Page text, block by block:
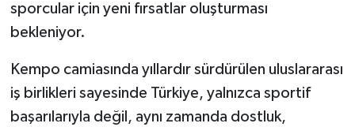
sporcular için yeni fırsatlar oluşturması
bekleniyor.
Kempo camiasında yıllardır sürdürülen uluslararası
iş birlikleri sayesinde Türkiye, yalnızca sportif
başarılarıyla değil, aynı zamanda dostluk,